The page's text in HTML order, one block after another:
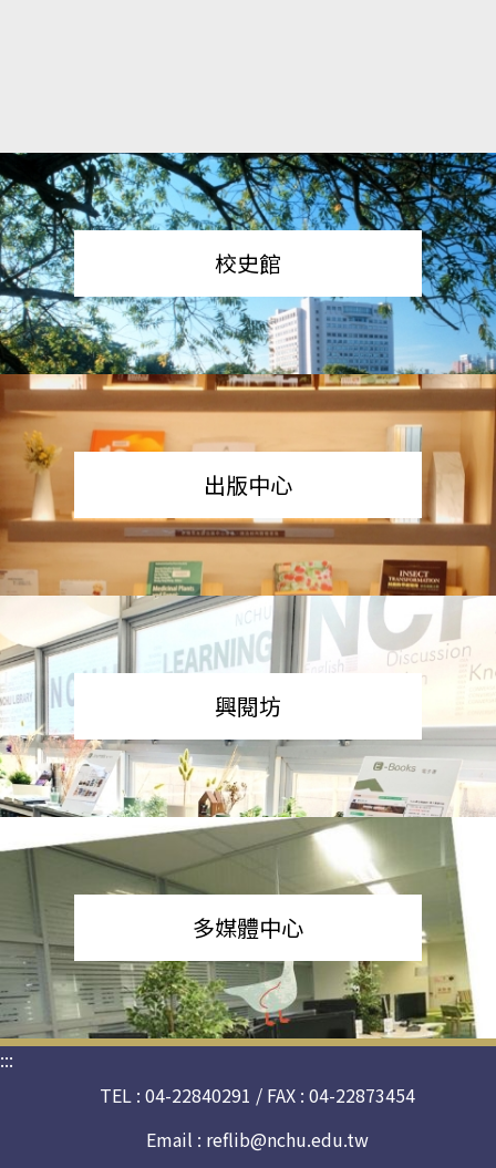
校史館
出版中心
興閱坊
多媒體中心
:::
TEL : 04-22840291 / FAX : 04-22873454
Email : reflib@nchu.edu.tw